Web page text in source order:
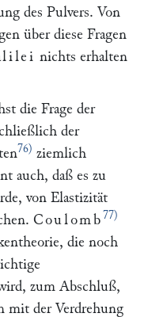
des Pulvers. Von
über diese Fragen
nichts erhalten
die Frage der
der
76) ziemlich
auch, daß es zu
von Elastizität
Coulomb 77)
die noch
zum Abschluß,
mit der Verdrehung